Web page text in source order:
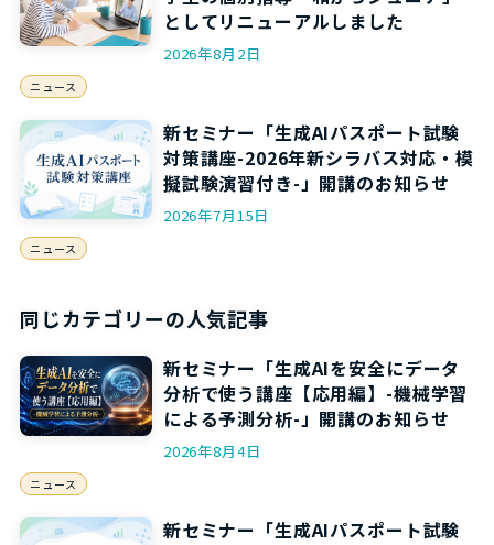
としてリニューアルしました
2026年8月2日
ニュース
新セミナー「生成AIパスポート試験
対策講座-2026年新シラバス対応・模
擬試験演習付き-」開講のお知らせ
2026年7月15日
ニュース
同じカテゴリーの人気記事
新セミナー「生成AIを安全にデータ
分析で使う講座【応用編】-機械学習
による予測分析-」開講のお知らせ
2026年8月4日
ニュース
新セミナー「生成AIパスポート試験